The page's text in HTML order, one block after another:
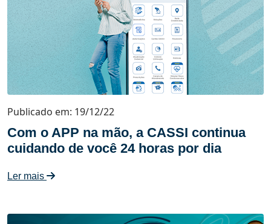
Publicado em: 19/12/22
Com o APP na mão, a CASSI continua
cuidando de você 24 horas por dia
Ler mais